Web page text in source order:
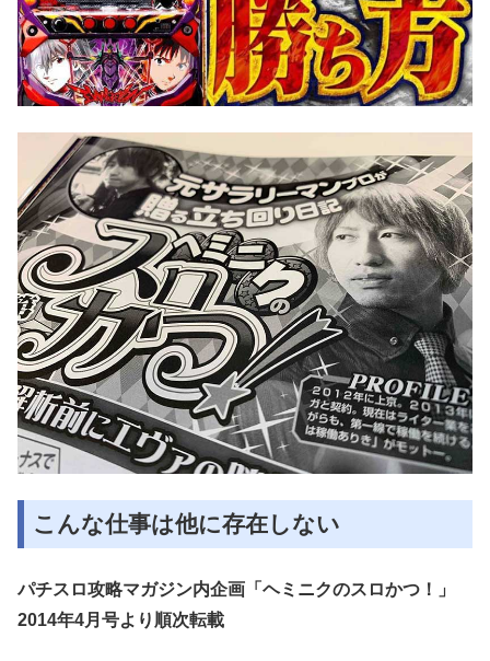
こんな仕事は他に存在しない
パチスロ攻略マガジン内企画「ヘミニクのスロかつ！」
2014年4月号より順次転載